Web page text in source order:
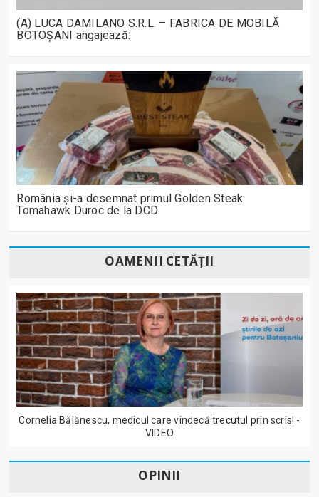
(A) LUCA DAMILANO S.R.L. – FABRICA DE MOBILĂ
BOTOȘANI angajează:
România și-a desemnat primul Golden Steak:
Tomahawk Duroc de la DCD
OAMENII CETĂȚII
Cornelia Bălănescu, medicul care vindecă trecutul prin scris! -
VIDEO
OPINII